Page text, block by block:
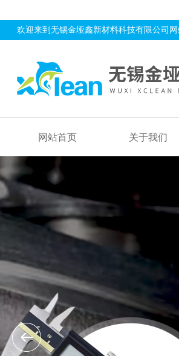
欢迎来到无锡金垭鑫新材料科技有限公司网
网站首页 关于我们